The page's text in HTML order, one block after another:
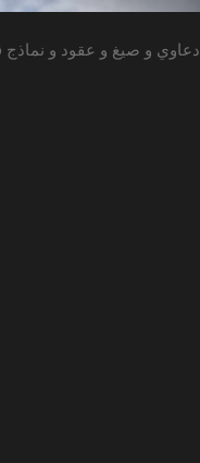
دعاوي و صيغ و عقود و نماذج